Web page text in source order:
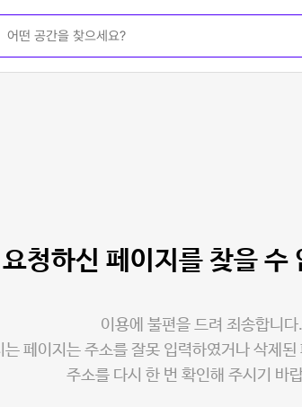
요청하신 페이지를 찾을 수
이용에 불편을 드려 죄송합니다.
는 페이지는 주소를 잘못 입력하였거나 삭제된
주소를 다시 한 번 확인해 주시기 바